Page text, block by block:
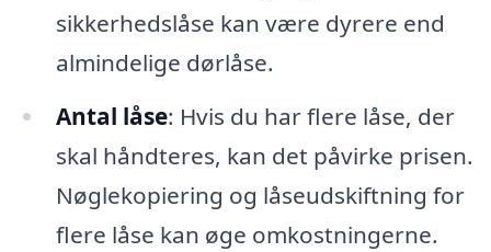
sikkerhedslåse kan være dyrere end
almindelige dørlåse.
Antal låse: Hvis du har flere låse, der
skal håndteres, kan det påvirke prisen.
Nøglekopiering og låseudskiftning for
flere låse kan øge omkostningerne.